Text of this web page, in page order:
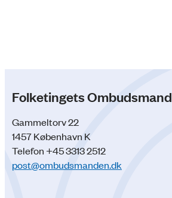
Folketingets Ombudsmand
Gammeltorv 22
1457 København K
Telefon +45 3313 2512
post@ombudsmanden.dk